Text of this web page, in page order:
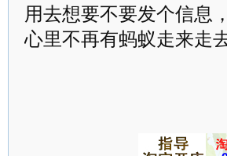
用去想要不要发个信息
心里不再有蚂蚁走来走